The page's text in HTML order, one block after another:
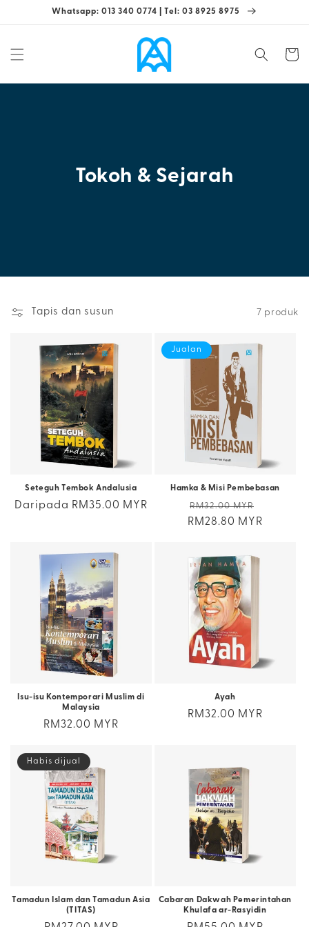
Whatsapp: 013 340 0774 | Tel: 03 8925 8975
Troli
Tokoh & Sejarah
Tapis dan susun 7 produk
Seteguh Tembok Andalusia
Harga
Daripada RM35.00 MYR
Jualan
Hamka & Misi Pembebasan
Harga
biasa
RM32.00 MYR
jualan
RM28.80 MYR
Isu-isu Kontemporari Muslim di
Malaysia
Harga
RM32.00 MYR
Ayah
Harga
RM32.00 MYR
Habis dijual
Tamadun Islam dan Tamadun Asia
(TITAS)
Cabaran Dakwah Pemerintahan
Khulafa ar-Rasyidin